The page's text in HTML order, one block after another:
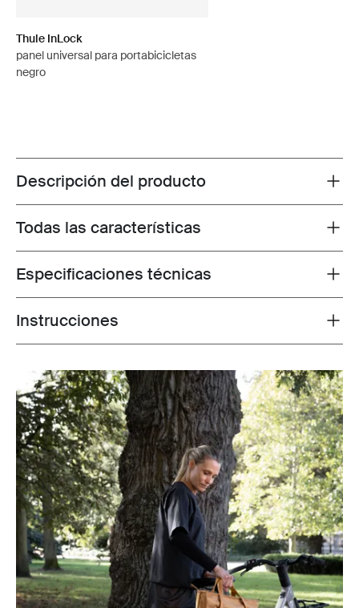
Thule InLock
panel universal para portabicicletas
negro
Toggle overview
Descripción del producto
Toggle features
Todas las características
Toggle techspec
Especificaciones técnicas
Toggle guides and instructions
Instrucciones